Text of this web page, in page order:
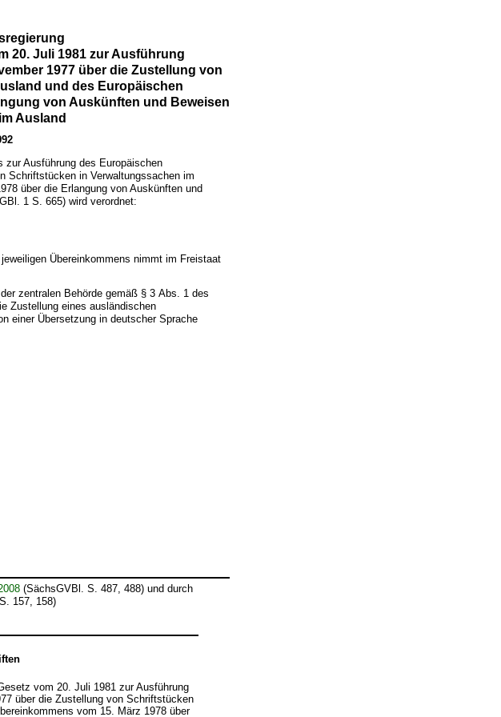
20. Juli 1981 zur Ausführung
1977 über die Zustellung von
und des Europäischen
von Auskünften und Beweisen
Ausland
Ausführung des Europäischen
Schriftstücken in Verwaltungssachen im
über die Erlangung von Auskünften und
1 S. 665) wird verordnet:
Übereinkommens nimmt im Freistaat
zentralen Behörde gemäß § 3 Abs. 1 des
Zustellung eines ausländischen
einer Übersetzung in deutscher Sprache
(SächsGVBl. S. 487, 488) und durch
157, 158)
vom 20. Juli 1981 zur Ausführung
über die Zustellung von Schriftstücken
vom 15. März 1978 über